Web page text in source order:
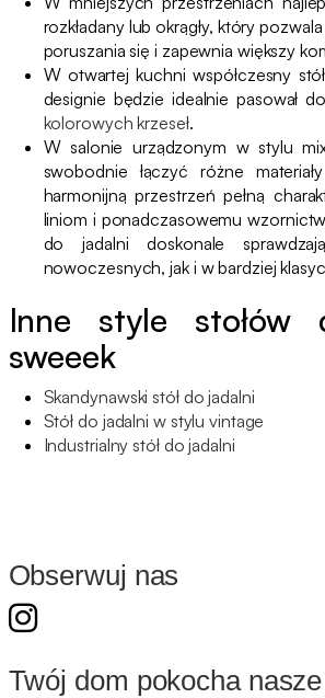
rozkładany lub okrągły, który
poruszania się i zapewnia większy
W otwartej kuchni współczesny
designie będzie idealnie pasował
kolorowych krzeseł.
W salonie urządzonym w stylu
swobodnie łączyć różne
harmonijną przestrzeń pełną
liniom i ponadczasowemu
do jadalni doskonale
nowoczesnych, jak i w bardziej
Inne style stołów
sweeek
Skandynawski stół do jadalni
Stół do jadalni w stylu vintage
Industrialny stół do jadalni
Obserwuj nas
Twój dom pokocha